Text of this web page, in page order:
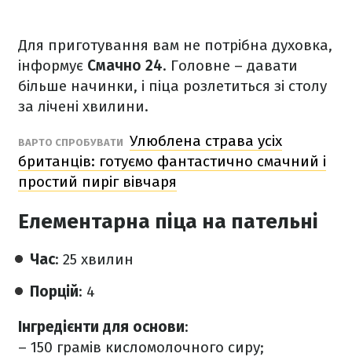
Для приготування вам не потрібна духовка,
інформує Смачно 24. Головне – давати
більше начинки, і піца розлетиться зі столу
за лічені хвилини.
ВАРТО СПРОБУВАТИ Улюблена страва усіх
британців: готуємо фантастично смачний і
простий пиріг вівчаря
Елементарна піца на пательні
Час: 25 хвилин
Порцій: 4
Інгредієнти для основи:
– 150 грамів кисломолочного сиру;